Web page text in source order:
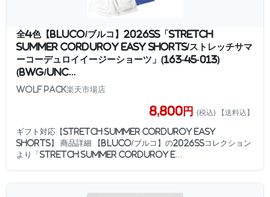
全4色【BLUCO/ブルコ】2026SS「Stretch
Summer Corduroy Easy Shorts/ストレッチサマ
ーコーデュロイイージーショーツ」(163-45-013)
(BWG/UNC...
WOLF PACK楽天市場店
8,800円 (税込) 【送料込】
ギフト対応【Stretch Summer Corduroy Easy
Shorts】 商品詳細 【BLUCO/ブルコ】の2026SSコレクション
より「Stretch Summer Corduroy E...